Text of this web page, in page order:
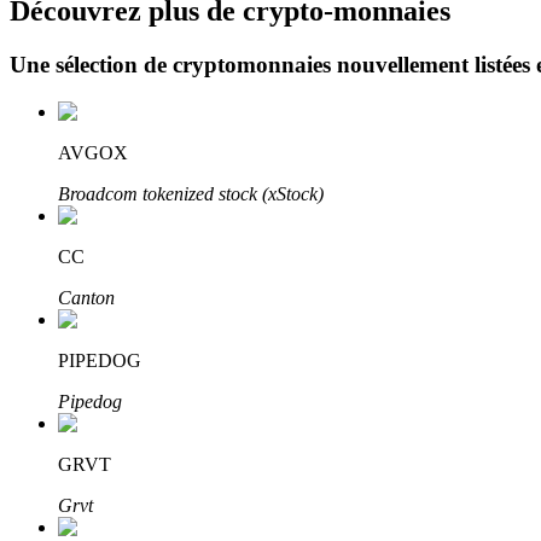
Blocages BTR
Des investissements exclusifs pour les détenteurs de BTR
Prêts
Service d'emprunt adossé à des cryptomonnaies
Découvrez plus de crypto-monnaies
Une sélection de cryptomonnaies nouvellement listées
AVGOX
Broadcom tokenized stock (xStock)
CC
Canton
PIPEDOG
Pipedog
GRVT
Grvt